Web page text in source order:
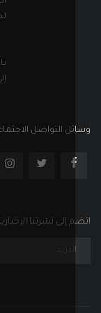
لدى
بالصور
التواصل الاجتماعي
إلى نشرتنا الإخبارية